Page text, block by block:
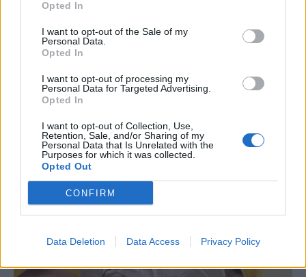
Opted In
I want to opt-out of the Sale of my
Personal Data.
Opted In
I want to opt-out of processing my
Personal Data for Targeted Advertising.
Opted In
I want to opt-out of Collection, Use,
Retention, Sale, and/or Sharing of my
Personal Data that Is Unrelated with the
Purposes for which it was collected.
Opted Out
CONFIRM
Data Deletion Data Access Privacy Policy